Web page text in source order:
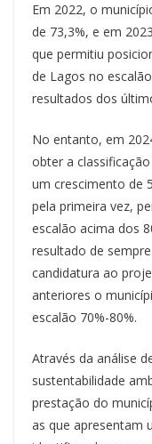
Em 2022, o
de 73,3%, e em
que permitiu
de Lagos no
resultados dos
No entanto, em
obter a
um crescimento de
pela primeira vez,
escalão acima dos
resultado de
candidatura ao
anteriores o
escalão 70%-80%.
Através da análise
sustentabilidade
prestação do
as que apresentam